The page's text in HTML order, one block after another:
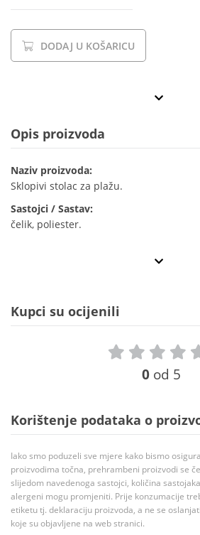
DODAJ U KOŠARICU
Opis proizvoda
Naziv proizvoda:
Sklopivi stolac za plažu.
Sastojci / Sastav:
čelik, poliester.
Kupci su ocijenili
0 od 5
Korištenje podataka o
Iako smo poduzeli sve mjere kako bismo
proizvodima točna, prehrambeni proizvodi se
slijedom navedenoga sastojci, količina
alergeni mogu promjeniti. Prije konzumacije
etiketu tj. deklaraciju proizvoda, a ne se
koje su objavljene na web stranici.